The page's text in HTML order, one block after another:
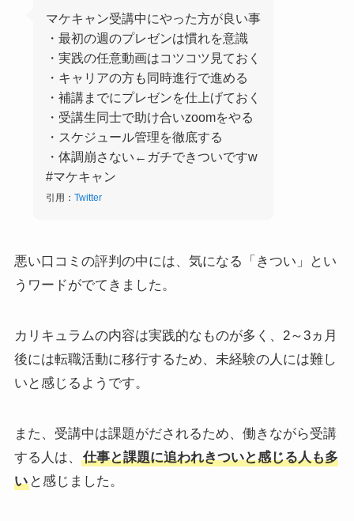
マケキャン受講中にやった方が良い事
・最初の週のプレゼンは慣れを意識
・実践の任意動画はコツコツ見ておく
・キャリアの方も同時進行で進める
・補講までにプレゼンを仕上げておく
・受講生同士で助け合いzoomをやる
・スケジュール管理を徹底する
・体調崩さない←ガチできついですw
#マケキャン
引用：Twitter
悪い口コミの評判の中には、気になる「きつい」とい
うワードがでてきました。
カリキュラムの内容は実践的なものが多く、2～3ヵ月
後には転職活動に移行するため、未経験の人には難し
いと感じるようです。
また、受講中は課題がだされるため、働きながら受講
する人は、
仕事と課題に追われきついと感じる人も多
いと感じました。